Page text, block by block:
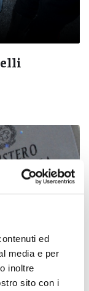
ed
media e per
inoltre
sito con i